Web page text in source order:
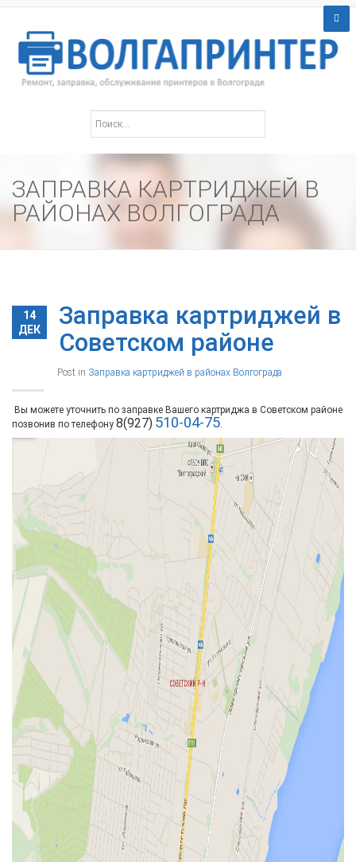
ЗАПРАВКА КАРТРИДЖЕЙ В
РАЙОНАХ ВОЛГОГРАДА
14
ДЕК
Заправка картриджей в
Советском районе
Post in Заправка картриджей в районах Волгограда
Вы можете уточнить по заправке Вашего картриджа в Советском районе
позвонив по телефону 8(927) 510-04-75.